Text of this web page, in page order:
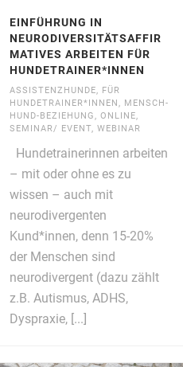
EINFÜHRUNG IN
NEURODIVERSITÄTSAFFIR
MATIVES ARBEITEN FÜR
HUNDETRAINER*INNEN
ASSISTENZHUNDE, FÜR
HUNDETRAINER*INNEN, MENSCH-
HUND-BEZIEHUNG, ONLINE,
SEMINAR/ EVENT, WEBINAR
Hundetrainerinnen arbeiten
– mit oder ohne es zu
wissen – auch mit
neurodivergenten
Kund*innen, denn 15-20%
der Menschen sind
neurodivergent (dazu zählt
z.B. Autismus, ADHS,
Dyspraxie, [...]